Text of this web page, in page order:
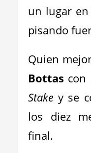
un lugar
pisando
Quien
Bottas con
Stake y se
los diez
final.